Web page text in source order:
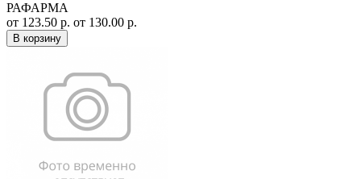
РАФАРМА
от 123.50 р. от 130.00 р.
В корзину